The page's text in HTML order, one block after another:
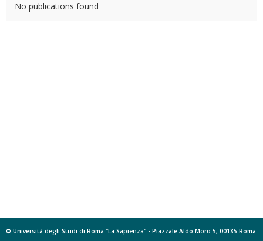
No publications found
© Università degli Studi di Roma "La Sapienza" - Piazzale Aldo Moro 5, 00185 Roma